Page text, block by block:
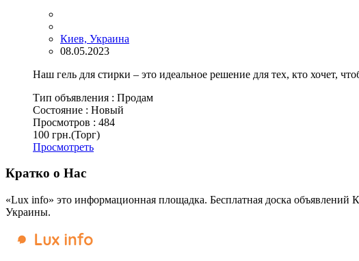
Киев, Украина
08.05.2023
Наш гель для стирки – это идеальное решение для тех, кто хочет,
Тип объявления : Продам
Состояние : Новый
Просмотров : 484
100 грн.(Торг)
Просмотреть
Кратко о Нас
«Lux info» это информационная площадка. Бесплатная доска объявлений
Украины.